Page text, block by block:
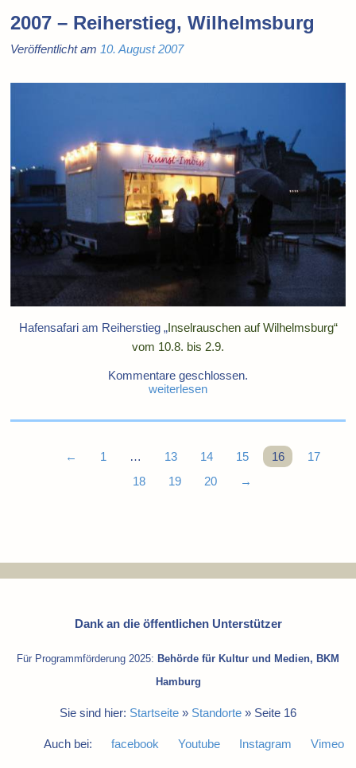
2007 – Reiherstieg, Wilhelmsburg
Veröffentlicht am10. August 2007
Hafensafari am Reiherstieg „Inselrauschen auf Wilhelmsburg“
vom 10.8. bis 2.9.
Kommentare geschlossen.
weiterlesen
← 1 … 13 14 15 16
17
18
19 20 →
Dank an die öffentlichen Unterstützer
Für Programmförderung 2025: Behörde für Kultur und Medien, BKM
Hamburg
Sie sind hier: Startseite » Standorte » Seite 16
Auch bei: facebook Youtube Instagram Vimeo